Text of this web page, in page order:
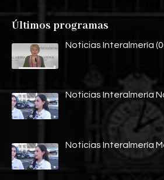
Últimos programas
Noticias Interalmería
Noticias Interalmería
Noticias Interalmería